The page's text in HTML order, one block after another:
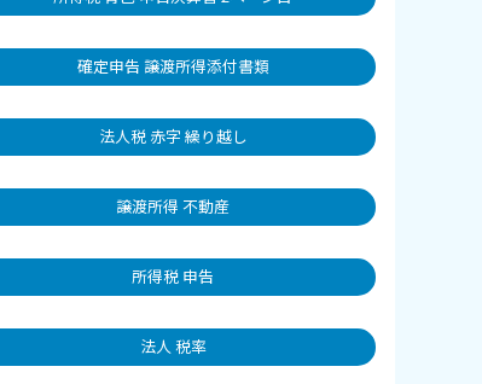
確定申告 譲渡所得添付書類
法人税 赤字 繰り越し
譲渡所得 不動産
所得税 申告
法人 税率